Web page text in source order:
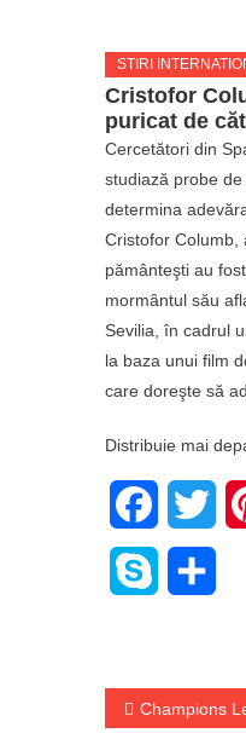
STIRI
Cristofor
puricat de
Cercetători din
studiază probe de
determina
Cristofor Columb,
pământeşti au
mormântul său
Sevilia, în cadrul
la baza unui film
care doreşte să
Distribuie mai
Facebook
Skype
Champions League se reia pe 14